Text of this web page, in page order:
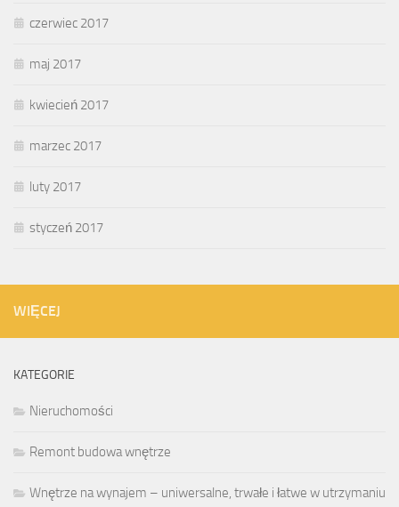
czerwiec 2017
maj 2017
kwiecień 2017
marzec 2017
luty 2017
styczeń 2017
WIĘCEJ
KATEGORIE
Nieruchomości
Remont budowa wnętrze
Wnętrze na wynajem – uniwersalne, trwałe i łatwe w utrzymaniu